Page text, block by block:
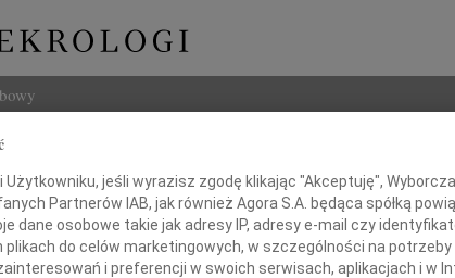
Imię i
Użytkowniku, jeśli wyrazisz zgodę klikając "Akceptuję",
Partnerów IAB, jak również Agora S.A. będąca spółką
dane osobowe takie jak adresy IP, adresy e-mail czy
do celów marketingowych, w szczególności na
i preferencji w swoich serwisach, aplikacjach i w